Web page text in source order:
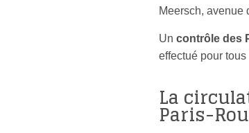
Meersch, avenue
Un contrôle des
effectué pour
La
Paris-